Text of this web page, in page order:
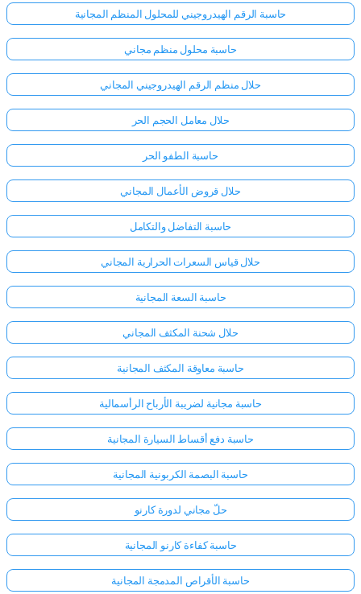
حاسبة الرقم الهيدروجيني للمحلول المنظم المجانية
حاسبة محلول منظم مجاني
حلال منظم الرقم الهيدروجيني المجاني
حلال معامل الحجم الحر
حاسبة الطفو الحر
حلال قروض الأعمال المجاني
حاسبة التفاضل والتكامل
حلال قياس السعرات الحرارية المجاني
حاسبة السعة المجانية
حلال شحنة المكثف المجاني
حاسبة معاوقة المكثف المجانية
حاسبة مجانية لضريبة الأرباح الرأسمالية
حاسبة دفع أقساط السيارة المجانية
حاسبة البصمة الكربونية المجانية
حلّ مجاني لدورة كارنو
حاسبة كفاءة كارنو المجانية
حاسبة الأقراص المدمجة المجانية